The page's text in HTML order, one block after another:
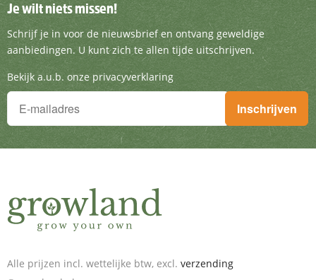
Je wilt niets missen!
Schrijf je in voor de nieuwsbrief en ontvang
Je wilt niets missen!
Schrijf je in voor de nieuwsbrief en ontvang geweldige
aanbiedingen. U kunt zich te allen tijde uitschrijven.
Bekijk a.u.b. onze privacyverklaring
Je wilt niets missen!
Schrijf je in voor de nieuwsbrief en ontvang geweldige
Inschrijven
Alle prijzen incl. wettelijke btw, excl. verzending